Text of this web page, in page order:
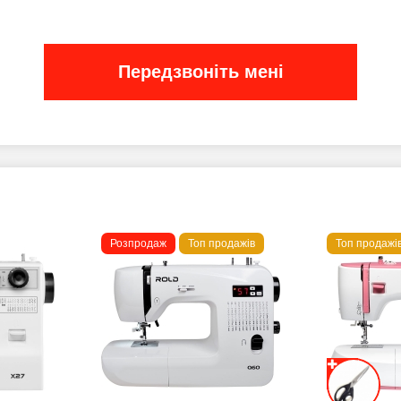
Передзвоніть мені
Розпродаж Топ продажів Топ